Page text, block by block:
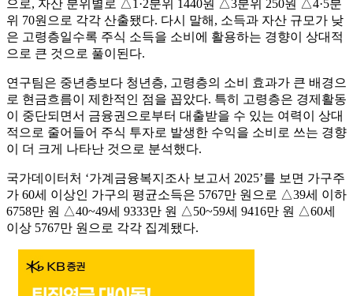
으로, 자산 분위별로 △1·2분위 1440원 △3분위 250원 △4·5분
위 70원으로 각각 산출됐다. 다시 말해, 소득과 자산 규모가 낮
은 고령층일수록 주식 소득을 소비에 활용하는 경향이 상대적
으로 큰 것으로 풀이된다.
연구팀은 중년층보다 청년층, 고령층의 소비 효과가 큰 배경으
로 현금흐름이 제한적인 점을 꼽았다. 특히 고령층은 경제활동
이 중단되면서 금융권으로부터 대출받을 수 있는 여력이 상대
적으로 줄어들어 주식 투자로 발생한 수익을 소비로 쓰는 경향
이 더 크게 나타난 것으로 분석했다.
국가데이터처 ‘가계금융복지조사 보고서 2025’를 보면 가구주
가 60세 이상인 가구의 평균소득은 5767만 원으로 △39세 이하
6758만 원 △40~49세 9333만 원 △50~59세 9416만 원 △60세
이상 5767만 원으로 각각 집계됐다.